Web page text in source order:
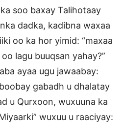
soo baxay Talihotaay
dadka, kadibna waxaa
oo ka hor yimid: “maxaa
lagu buuqsan yahay?”
ayaa ugu jawaabay:
gabadh u dhalatay
u Qurxoon, wuxuuna ka
wuxuu u raaciyay: